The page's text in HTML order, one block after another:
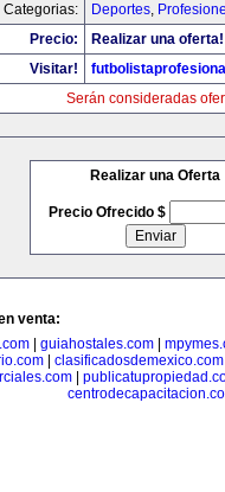
Categorias:
Deportes,
Precio:
Realizar una oferta!
Visitar!
Serán consideradas
Realizar una Oferta
Precio Ofrecido $
venta:
| guiahostales.com|
| clasificadosdemexico.com
|